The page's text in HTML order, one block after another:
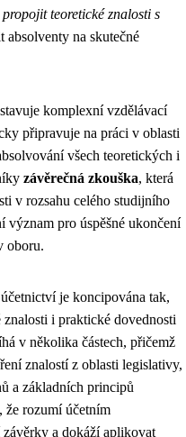
propojit teoretické znalosti s
absolventy na skutečné
komplexní vzdělávací
připravuje na práci v oblasti
všech teoretických i
závěrečná zkouška, která
v rozsahu celého studijního
význam pro úspěšné ukončení
oboru.
je koncipována tak,
i praktické dovednosti
v několika částech, přičemž
znalostí z oblasti legislativy,
a základních principů
že rozumí účetním
a dokáží aplikovat